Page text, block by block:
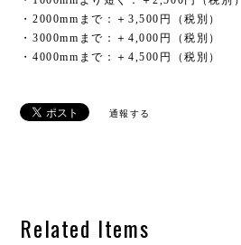
・2000mmまで：＋3,500円（税別）
・3000mmまで：＋4,000円（税別）
・4000mmまで：＋4,500円（税別）
通報する
Related Items